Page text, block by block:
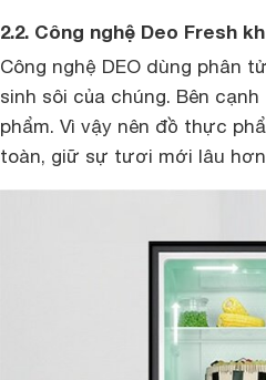
2.2. Công nghệ Deo Fresh
Công nghệ DEO dùng phân
sinh sôi của chúng. Bên
phẩm. Vì vậy nên đồ thực
toàn, giữ sự tươi mới lâu